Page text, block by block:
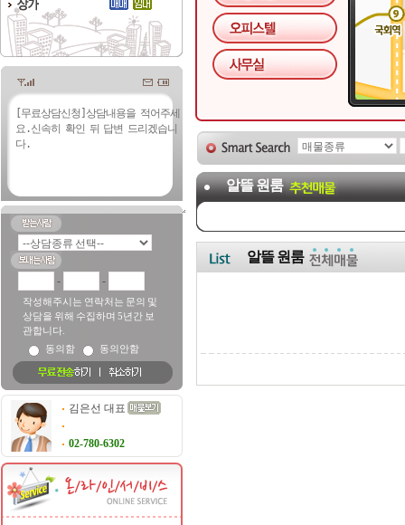
- -
작성해주시는 연락처는 문의 및
상담을 위해 수집하며 5년간 보
관합니다.
동의함
동의안함
김은선 대표
02-780-6302
알뜰 원룸
알뜰 원룸